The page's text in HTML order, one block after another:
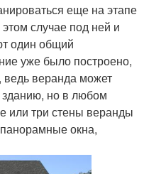
еще на этапе
случае под ней и
один общий
уже было построено,
ведь веранда может
зданию, но в любом
или три стены веранды
окна,